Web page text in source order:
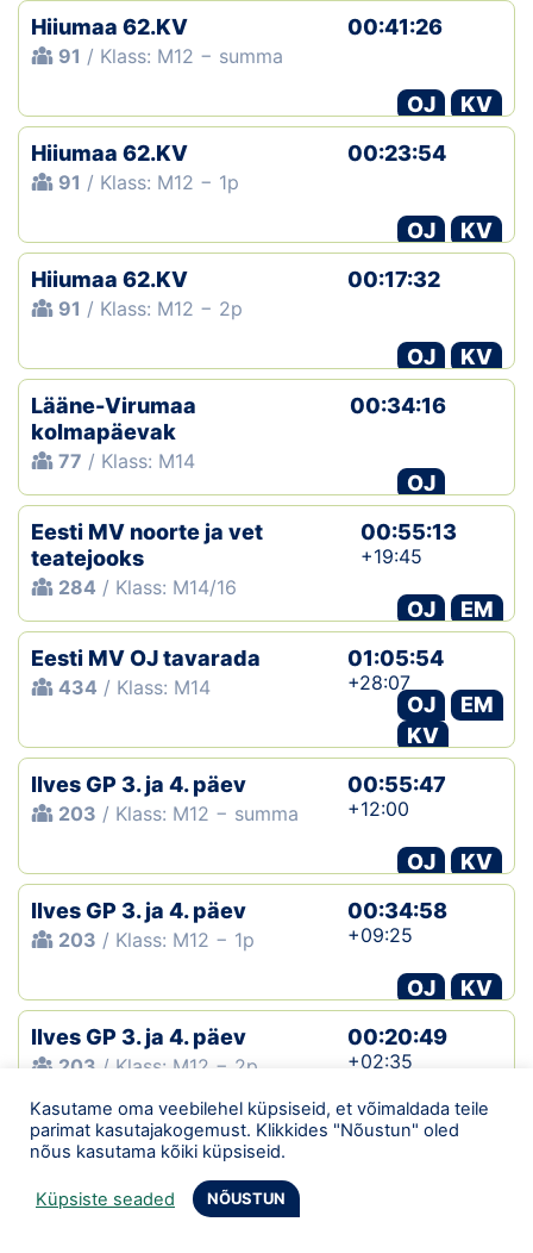
Hiiumaa 62.KV
91 / Klass: M12 − summa
00:41:26
OJ
KV
Hiiumaa 62.KV
91 / Klass: M12 − 1p
00:23:54
OJ
KV
Hiiumaa 62.KV
91 / Klass: M12 − 2p
00:17:32
OJ
KV
Lääne-Virumaa
kolmapäevak
77 / Klass: M14
00:34:16
OJ
Eesti MV noorte ja vet
teatejooks
284 / Klass: M14/16
00:55:13
+19:45
OJ
EM
Eesti MV OJ tavarada
434 / Klass: M14
01:05:54
+28:07
OJ
EM
KV
Ilves GP 3. ja 4. päev
203 / Klass: M12 − summa
00:55:47
+12:00
OJ
KV
Ilves GP 3. ja 4. päev
203 / Klass: M12 − 1p
00:34:58
+09:25
OJ
KV
Ilves GP 3. ja 4. päev
203 / Klass: M12 − 2p
00:20:49
+02:35
OJ
KV
Lääne-Virumaa
kolmapäevak
/ Klass: M14
Kasutame oma veebilehel küpsiseid, et võimaldada teile
parimat kasutajakogemust. Klikkides "Nõustun" oled
nõus kasutama kõiki küpsiseid.
Küpsiste seaded NÕUSTUN